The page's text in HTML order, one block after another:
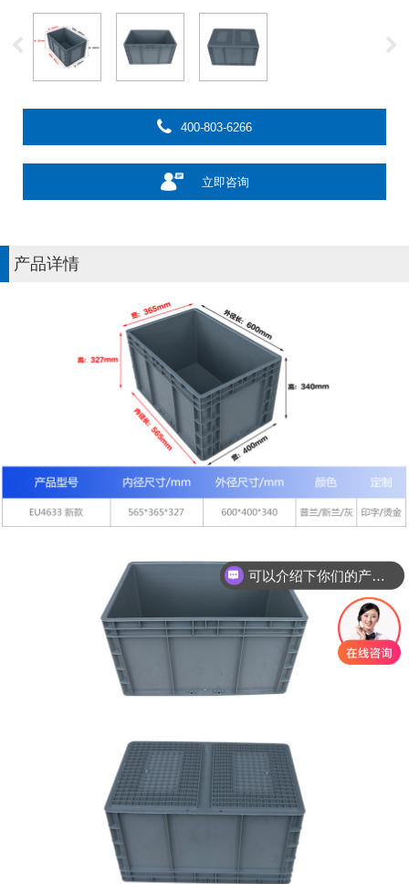
400-803-6266
立即咨询
产品详情
可以介绍下你们的产品么？